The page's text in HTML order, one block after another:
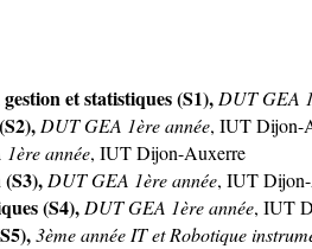
et statistiques (S1), DUT GEA
DUT GEA 1ère année, IUT Dijon-
année, IUT Dijon-Auxerre
DUT GEA 1ère année, IUT
(S4), DUT GEA 1ère année, IUT
3ème année IT et Robotique